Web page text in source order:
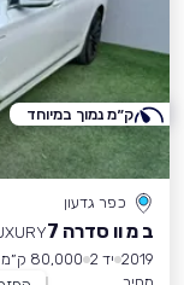
כפר גדעון
ב מ וו סדרה 7
2019 יד 2
80,000 ק״מ
ק״מ נמוך במיוחד